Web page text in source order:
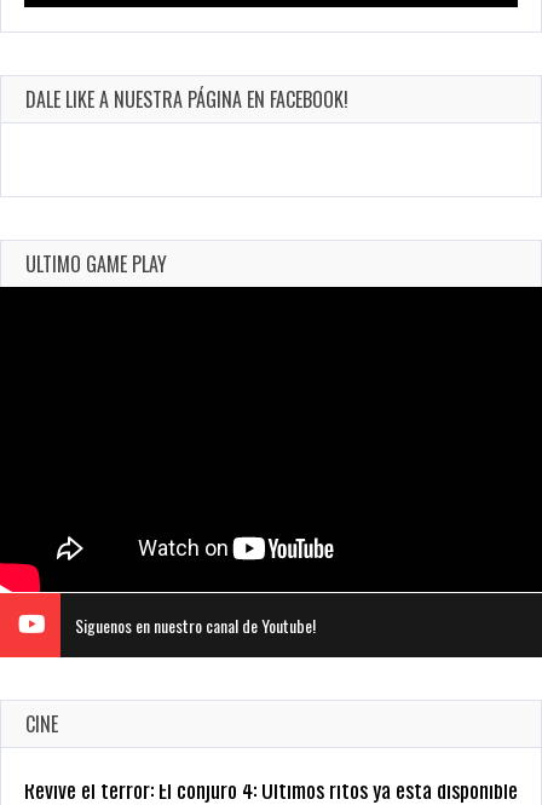
DALE LIKE A NUESTRA PÁGINA EN FACEBOOK!
ULTIMO GAME PLAY
Siguenos en nuestro canal de Youtube!
CINE